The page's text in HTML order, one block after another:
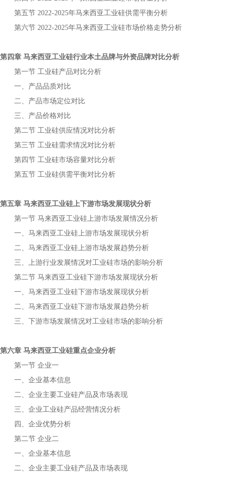
第五节 2022-2025年马来西亚工业硅供需平衡分析
第六节 2022-2025年马来西亚工业硅市场价格走势分析
第四章 马来西亚工业硅行业本土品牌与外资品牌对比分析
第一节 工业硅产品对比分析
一、产品品质对比
二、产品市场定位对比
三、产品价格对比
第二节 工业硅供应情况对比分析
第三节 工业硅需求情况对比分析
第四节 工业硅市场容量对比分析
第五节 工业硅供需平衡对比分析
第五章 马来西亚工业硅 上下游市场发展现状分析
第一节 马来西亚工业硅 上游市场发展情况分析
一、 马来西亚工业硅 上游市场发展现状分析
二、 马来西亚工业硅 上游市场发展趋势分析
三、上游行业发展情况对工业硅市场的影响分析
第二节 马来西亚工业硅下游市场发展现状分析
一、 马来西亚工业硅下游市场发展现状分析
二、 马来西亚工业硅下游市场发展趋势分析
三、下游市场发展情况对工业硅市场的影响分析
第六章 马来西亚工业硅重点企业分析
第一节 企业一
一、企业基本信息
二、企业主要工业硅产品及市场表现
三、企业工业硅产品经营情况分析
四、企业优势分析
第二节 企业二
一、企业基本信息
二、企业主要工业硅产品及市场表现